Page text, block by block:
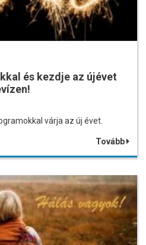
és kezdje az újévet
várja az új évet.
Tovább